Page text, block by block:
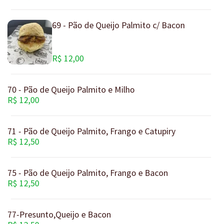
69 - Pão de Queijo Palmito c/ Bacon
R$ 12,00
70 - Pão de Queijo Palmito e Milho
R$ 12,00
71 - Pão de Queijo Palmito, Frango e Catupiry
R$ 12,50
75 - Pão de Queijo Palmito, Frango e Bacon
R$ 12,50
77-Presunto,Queijo e Bacon